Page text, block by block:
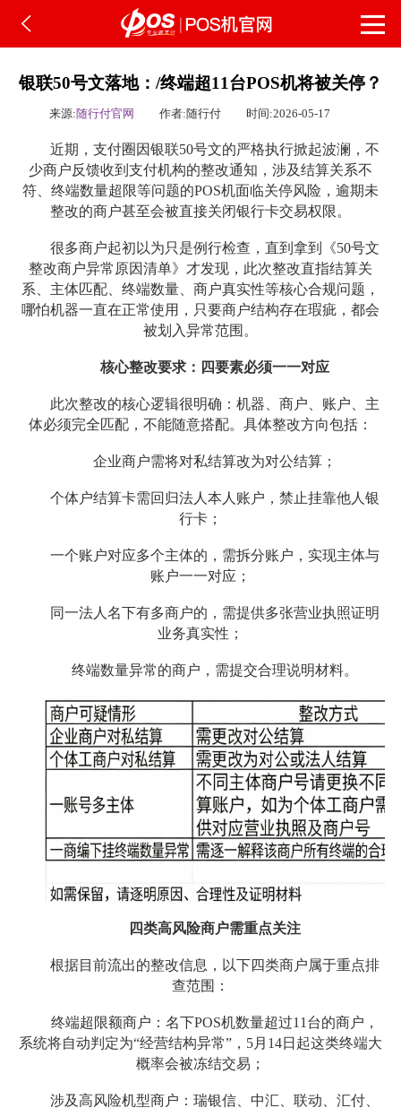
银联50号文落地：/终端超11台POS机将被关停？
来源:随行付官网 作者:随行付 时间:2026-05-17
近期，支付圈因银联50号文的严格执行掀起波澜，不
少商户反馈收到支付机构的整改通知，涉及结算关系不
符、终端数量超限等问题的POS机面临关停风险，逾期未
整改的商户甚至会被直接关闭银行卡交易权限。
很多商户起初以为只是例行检查，直到拿到《50号文
整改商户异常原因清单》才发现，此次整改直指结算关
系、主体匹配、终端数量、商户真实性等核心合规问题，
哪怕机器一直在正常使用，只要商户结构存在瑕疵，都会
被划入异常范围。
核心整改要求：四要素必须一一对应
此次整改的核心逻辑很明确：机器、商户、账户、主
体必须完全匹配，不能随意搭配。具体整改方向包括：
企业商户需将对私结算改为对公结算；
个体户结算卡需回归法人本人账户，禁止挂靠他人银
行卡；
一个账户对应多个主体的，需拆分账户，实现主体与
账户一一对应；
同一法人名下有多商户的，需提供多张营业执照证明
业务真实性；
终端数量异常的商户，需提交合理说明材料。
四类高风险商户需重点关注
根据目前流出的整改信息，以下四类商户属于重点排
查范围：
终端超限额商户：名下POS机数量超过11台的商户，
系统将自动判定为“经营结构异常”，5月14日起这类终端大
概率会被冻结交易；
涉及高风险机型商户：瑞银信、中汇、联动、汇付、